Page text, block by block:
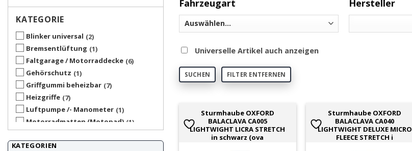
KATEGORIE
Blinker universal
2
Bremsentlüftung 1
Faltgarage / Motorraddecke 6
Gehörschutz 1
Griffgummi beheizbar 7
Heizgriffe 7
Luftpumpe /- Manometer 1
Motorradmatten (Motopad) 1
Tankpads / -Covers
KATEGORIEN
Fahrzeugart Hersteller
Universelle Artikel auch anzeigen
SUCHEN FILTER ENTFERNEN
Sturmhaube OXFORD
BALACLAVA CA005
LIGHTWIGHT LICRA STRETCH
in schwarz (ova
Sturmhaube OXFORD
BALACLAVA CA040
LIGHTWIGHT DELUXE MICRO
FLEECE STRETCH i